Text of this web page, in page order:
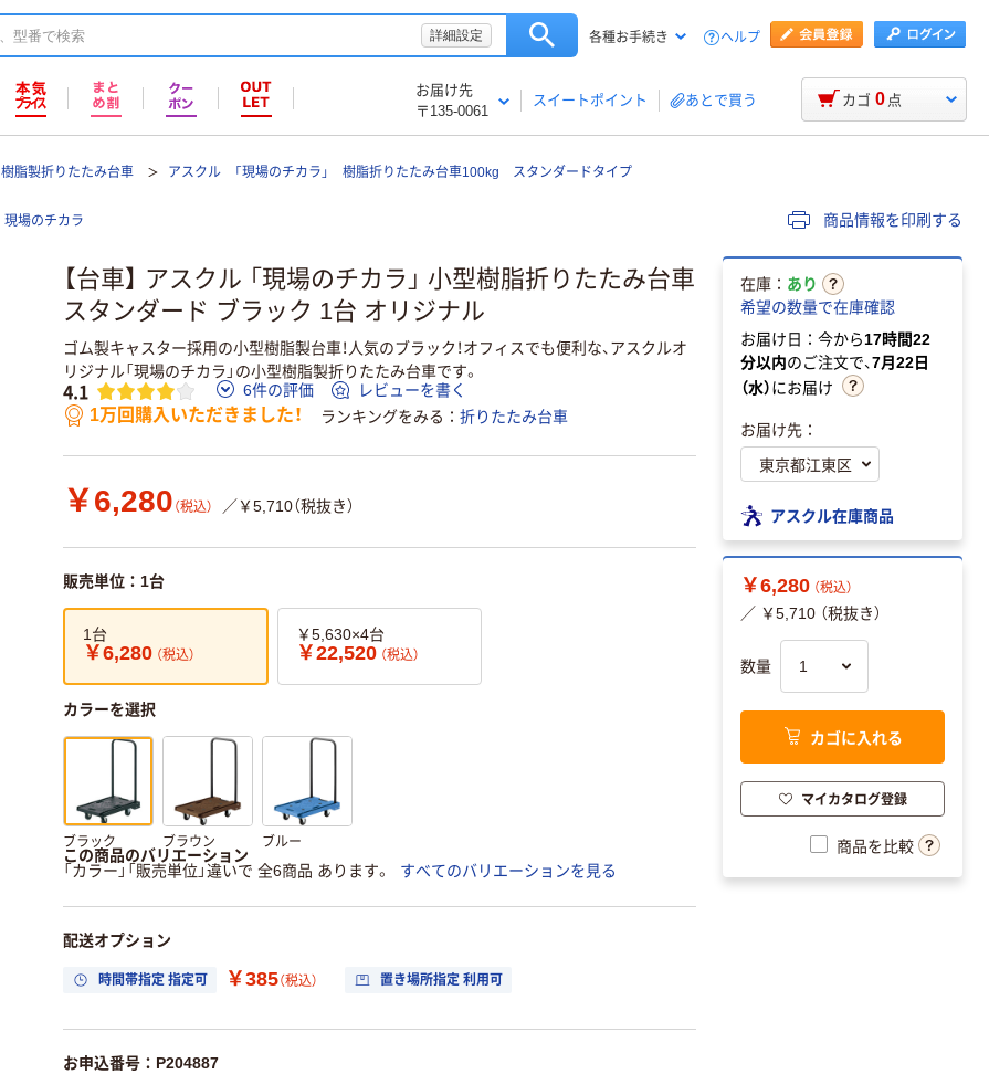
詳細設定 各種お手続き ヘルプ
お届け先
〒135-0061
スイートポイント あとで買う カゴ 0 点
樹脂製折りたたみ台車 アスクル 「現場のチカラ」 樹脂折りたたみ台車100kg スタンダードタイプ
現場のチカラ 商品情報を印刷する
【台車】 アスクル 「現場のチカラ」 小型樹脂折りたたみ台車
スタンダード ブラック 1台 オリジナル
ゴム製キャスター採用の小型樹脂製台車！人気のブラック！オフィスでも便利な、アスクルオ
リジナル「現場のチカラ」の小型樹脂製折りたたみ台車です。
4.1 6件の評価 レビューを書く
1万回購入いただきました！ ランキングをみる 折りたたみ台車
￥6,280 （税込） ／￥5,710（税抜き）
販売単位：1台
1台
￥6,280 （税込）
￥5,630×4台
￥22,520 （税込）
カラーを選択
ブラック ブラウン ブルー
この商品のバリエーション
「カラー」「販売単位」違いで 全6商品 あります。
すべてのバリエーションを見る
配送オプション
時間帯指定 指定可 ￥385（税込） 置き場所指定 利用可
お申込番号：P204887
在庫： あり
希望の数量で在庫確認
お届け日：今から17時間22
分以内のご注文で、7月22日
（水）にお届け
お届け先：
アスクル在庫商品
￥6,280 （税込）
／ ￥5,710 （税抜き）
数量
カゴに入れる
マイカタログ登録
商品を比較